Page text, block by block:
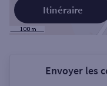
Itinéraire
Envoyer les